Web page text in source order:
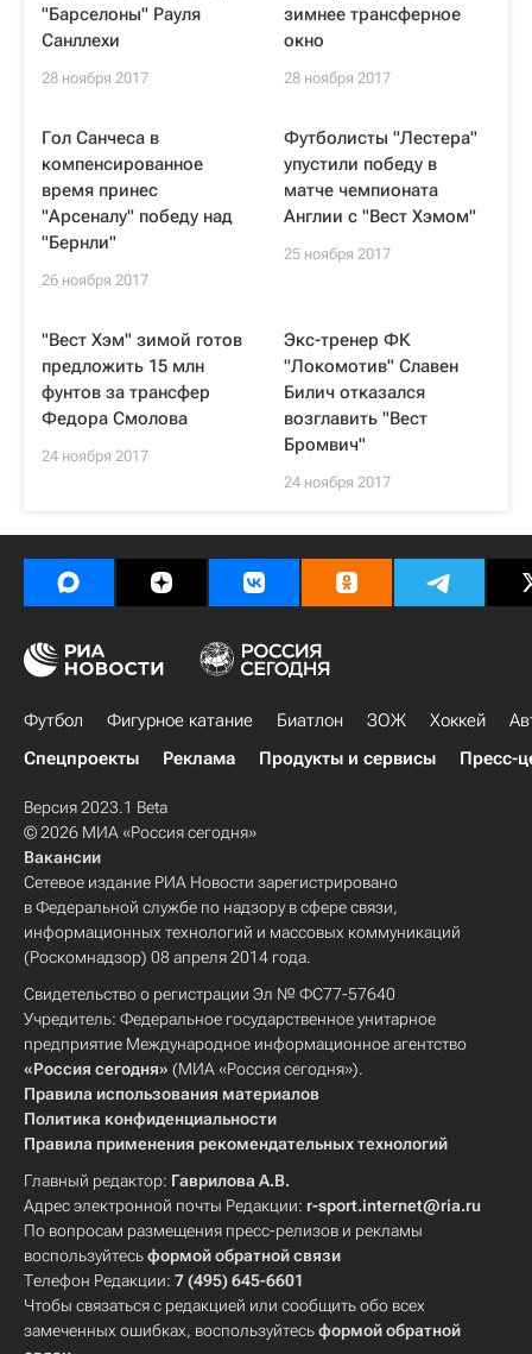
"Барселоны" Рауля
Санллехи
28 ноября 2017
зимнее трансферное
окно
28 ноября 2017
Гол Санчеса в
компенсированное
время принес
"Арсеналу" победу над
"Бернли"
26 ноября 2017
Футболисты "Лестера"
упустили победу в
матче чемпионата
Англии с "Вест Хэмом"
25 ноября 2017
"Вест Хэм" зимой готов
предложить 15 млн
фунтов за трансфер
Федора Смолова
24 ноября 2017
Экс-тренер ФК
"Локомотив" Славен
Билич отказался
возглавить "Вест
Бромвич"
24 ноября 2017
Футбол Фигурное катание Биатлон ЗОЖ Хоккей
Спецпроекты
Реклама Продукты и сервисы Пресс-
Версия 2023.1 Beta
© 2026 МИА «Россия сегодня»
Вакансии
Сетевое издание РИА Новости зарегистрировано
в Федеральной службе по надзору в сфере связи,
информационных технологий и массовых коммуникаций
(Роскомнадзор) 08 апреля 2014 года.
Свидетельство о регистрации Эл № ФС77-57640
Учредитель: Федеральное государственное унитарное
предприятие Международное информационное агентство
«Россия сегодня» (МИА «Россия сегодня»).
Правила использования материалов
Политика конфиденциальности
Правила применения рекомендательных технологий
Главный редактор: Гаврилова А.В.
Адрес электронной почты Редакции: r-sport.internet@ria.ru
По вопросам размещения пресс-релизов и рекламы
воспользуйтесьформой обратной связи
Телефон Редакции: 7 (495) 645-6601
Чтобы связаться с редакцией или сообщить обо всех
замеченных ошибках, воспользуйтесьформой обратной